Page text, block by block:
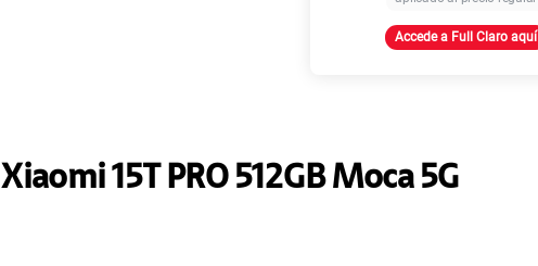
Accede a Full Claro aquí
Xiaomi15T PRO 512GB Moca 5G